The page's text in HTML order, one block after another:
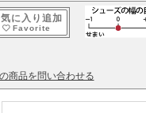
に入り追加
Favorite
商品を問い合わせる